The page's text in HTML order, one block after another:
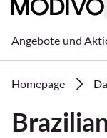
Angebote und
Homepage